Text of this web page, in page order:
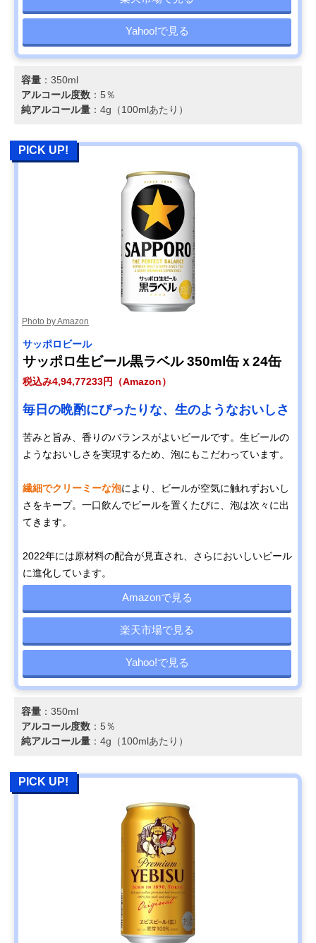
Yahoo!で見る
容量 ：350ml
アルコール度数 ：5％
純アルコール量 ：4g（100mlあたり）
PICK UP!
Photo by Amazon
サッポロビール
サッポロ生ビール黒ラベル 350ml缶ｘ24缶
税込み4,94,77233円（Amazon）
毎日の晩酌にぴったりな、生のようなおいしさ
苦みと旨み、香りのバランスがよいビールです。生ビールの
ようなおいしさを実現するため、泡にもこだわっています。
繊細でクリーミーな泡により、ビールが空気に触れずおいし
さをキープ。一口飲んでビールを置くたびに、泡は次々に出
てきます。
2022年には原材料の配合が見直され、さらにおいしいビール
に進化しています。
Amazonで見る
楽天市場で見る
Yahoo!で見る
容量 ：350ml
アルコール度数 ：5％
純アルコール量 ：4g（100mlあたり）
PICK UP!